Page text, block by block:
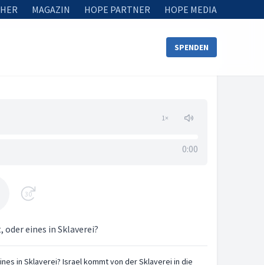
MAGAZIN HOPE PARTNER HOPE MEDIA
SPENDEN
1×
0:00
30
eines in Sklaverei?
in Sklaverei? Israel kommt von der Sklaverei in die